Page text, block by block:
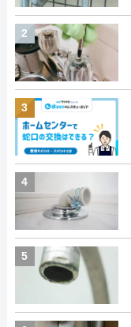
2
3
4
5